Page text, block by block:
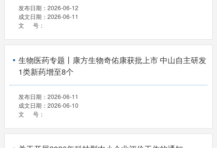
发布日期： 2026-06-12
成文日期： 2026-06-11
文 号：
生物医药专题丨康方生物奇佑康获批上市 中山自主研发
1类新药增至8个
发布日期： 2026-06-11
成文日期： 2026-06-10
文 号：